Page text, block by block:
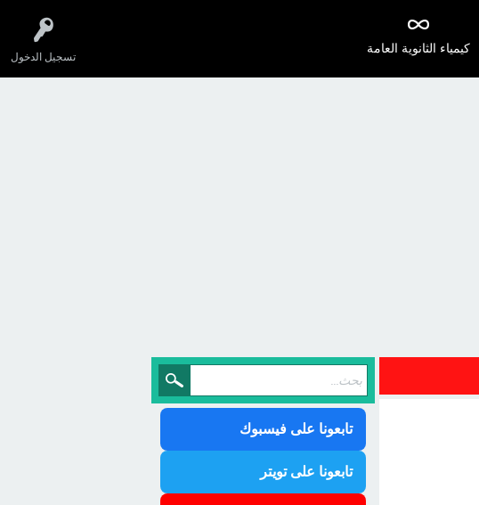
تسجيل الدخول
كيمياء الثانوية العامة
تابعونا على فيسبوك
تابعونا على تويتر